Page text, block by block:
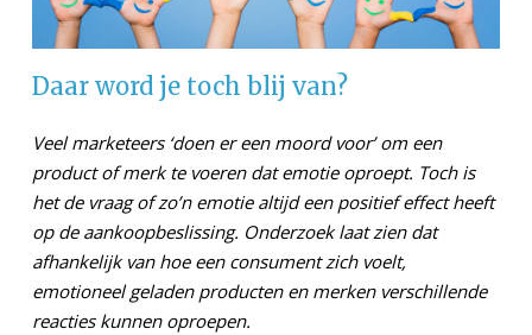
Daar word je toch blij van?
Veel marketeers ‘doen er een moord voor’ om een
product of merk te voeren dat emotie oproept. Toch is
het de vraag of zo’n emotie altijd een positief effect heeft
op de aankoopbeslissing. Onderzoek laat zien dat
afhankelijk van hoe een consument zich voelt,
emotioneel geladen producten en merken verschillende
reacties kunnen oproepen.